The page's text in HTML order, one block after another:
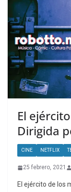
El
Dirigida
CINE NETFLIX
25 febrero, 2021
El ejército de los